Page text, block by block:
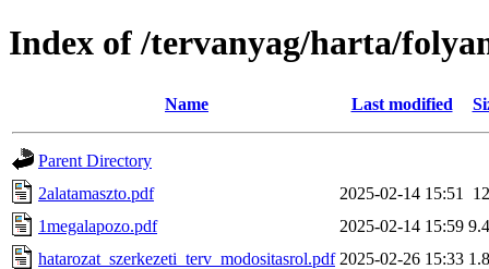
Index of /tervanyag/harta/
Name Last modified
Parent Directory
2alatamaszto.pdf
2025-02-14 15:51
1megalapozo.pdf
2025-02-14 15:59
hatarozat_szerkezeti_terv_modositasrol.pdf 2025-02-26 15:33